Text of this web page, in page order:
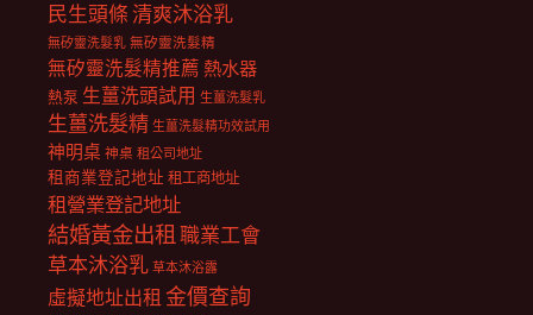
民生頭條清爽沐浴乳
無矽靈洗髮乳 無矽靈洗髮精
無矽靈洗髮精推薦 熱水器
熱泵 生薑洗頭試用 生薑洗髮乳
生薑洗髮精 生薑洗髮精功效試用
神明桌 神桌 租公司地址
租商業登記地址 租工商地址
租營業登記地址
結婚黃金出租職業工會
草本沐浴乳 草本沐浴露
虛擬地址出租 金價查詢